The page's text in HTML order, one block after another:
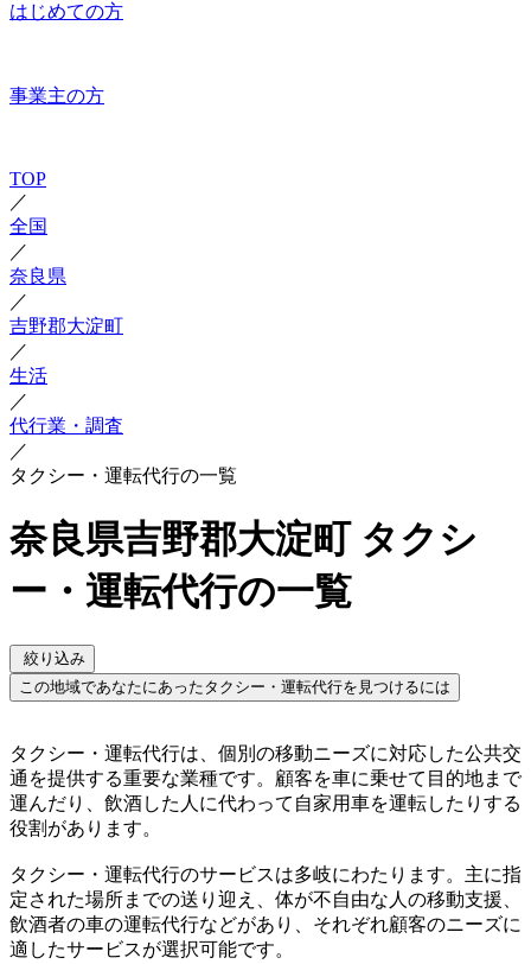
はじめての方
事業主の方
TOP
／
全国
／
奈良県
／
吉野郡大淀町
／
生活
／
代行業・調査
／
タクシー・運転代行の一覧
奈良県吉野郡大淀町 タクシ
ー・運転代行の一覧
絞り込み
この地域であなたにあったタクシー・運転代行を見つけるには
タクシー・運転代行は、個別の移動ニーズに対応した公共交
通を提供する重要な業種です。顧客を車に乗せて目的地まで
運んだり、飲酒した人に代わって自家用車を運転したりする
役割があります。
タクシー・運転代行のサービスは多岐にわたります。主に指
定された場所までの送り迎え、体が不自由な人の移動支援、
飲酒者の車の運転代行などがあり、それぞれ顧客のニーズに
適したサービスが選択可能です。